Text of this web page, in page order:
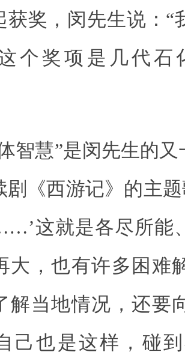
获奖，闵先生说：“
个奖项是几代石
智慧”是闵先生的
剧《西游记》的主
这就是各尽所能
大，也有许多困难
解当地情况，还要
己也是这样，碰